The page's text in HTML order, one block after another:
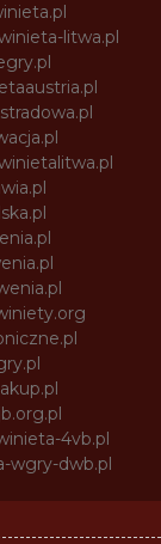
litwa.pl
4vb.pl
wgry-dwb.pl